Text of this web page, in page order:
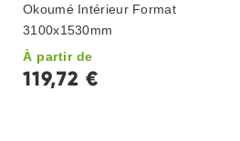
Okoumé Intérieur Format
3100x1530mm
À partir de
119,72 €